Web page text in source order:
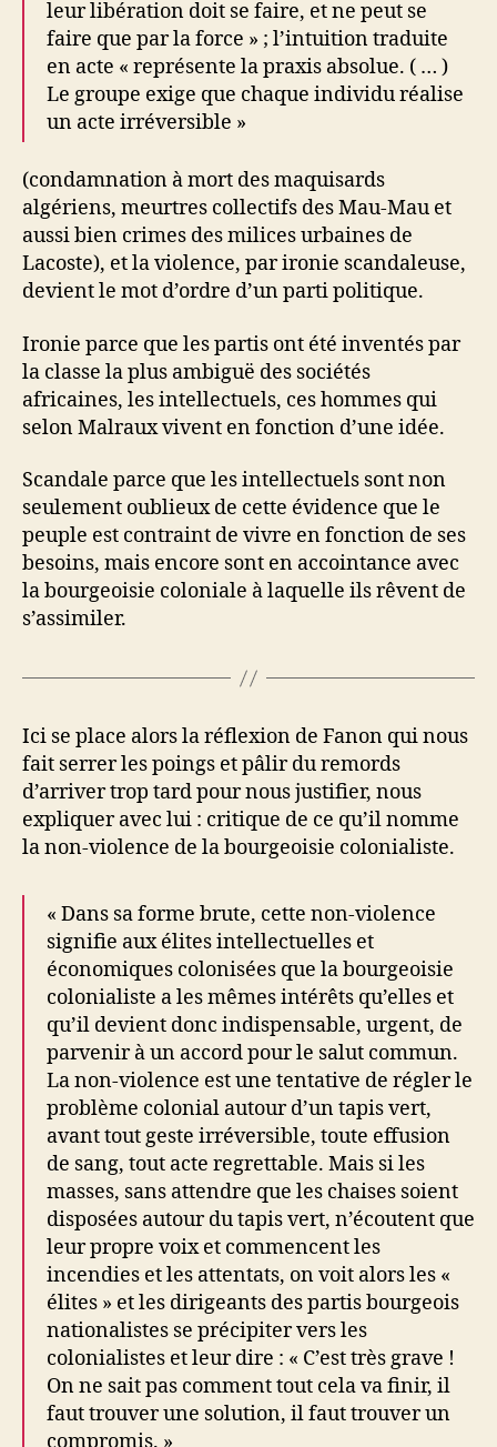
leur libération doit se faire, et ne peut se
faire que par la force » ; l’intuition traduite
en acte « représente la praxis absolue. ( … )
Le groupe exige que chaque individu réalise
un acte irréversible »
(condamnation à mort des maquisards
algériens, meurtres collectifs des Mau-Mau et
aussi bien crimes des milices urbaines de
Lacoste), et la violence, par ironie scandaleuse,
devient le mot d’ordre d’un parti politique.
Ironie parce que les partis ont été inventés par
la classe la plus ambiguë des sociétés
africaines, les intellectuels, ces hommes qui
selon Malraux vivent en fonction d’une idée.
Scandale parce que les intellectuels sont non
seulement oublieux de cette évidence que le
peuple est contraint de vivre en fonction de ses
besoins, mais encore sont en accointance avec
la bourgeoisie coloniale à laquelle ils rêvent de
s’assimiler.
Ici se place alors la réflexion de Fanon qui nous
fait serrer les poings et pâlir du remords
d’arriver trop tard pour nous justifier, nous
expliquer avec lui : critique de ce qu’il nomme
la non-violence de la bourgeoisie colonialiste.
« Dans sa forme brute, cette non-violence
signifie aux élites intellectuelles et
économiques colonisées que la bourgeoisie
colonialiste a les mêmes intérêts qu’elles et
qu’il devient donc indispensable, urgent, de
parvenir à un accord pour le salut commun.
La non-violence est une tentative de régler le
problème colonial autour d’un tapis vert,
avant tout geste irréversible, toute effusion
de sang, tout acte regrettable. Mais si les
masses, sans attendre que les chaises soient
disposées autour du tapis vert, n’écoutent que
leur propre voix et commencent les
incendies et les attentats, on voit alors les «
élites » et les dirigeants des partis bourgeois
nationalistes se précipiter vers les
colonialistes et leur dire : « C’est très grave !
On ne sait pas comment tout cela va finir, il
faut trouver une solution, il faut trouver un